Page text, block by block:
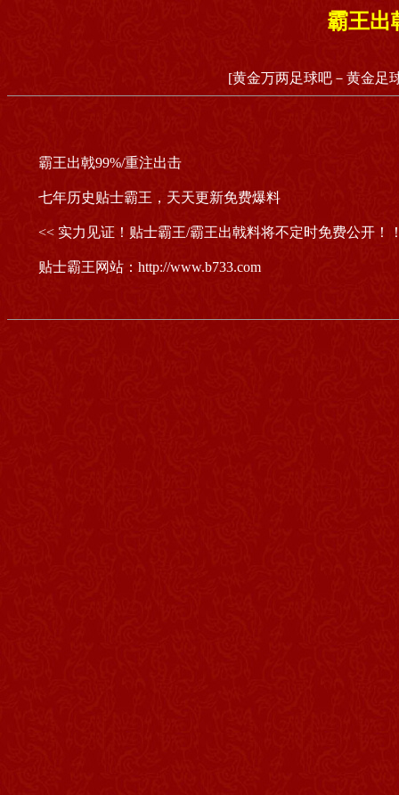
霸王出
[黄金万两足球吧－黄金足
霸王出戟99%/重注出击
七年历史贴士霸王，天天更新免费爆料
<< 实力见证！贴士霸王/霸王出戟料将不定时免费公开！
贴士霸王网站：http://www.b733.com